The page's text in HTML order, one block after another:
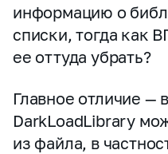
информацию о
списки, тогда как
ее оттуда убрать?
Главное отличие —
DarkLoadLibrary
из файла, в